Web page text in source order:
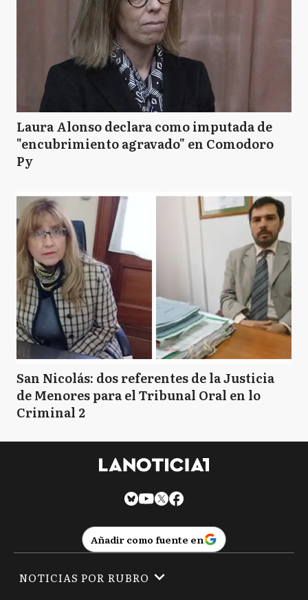
Laura Alonso declara como imputada de
"encubrimiento agravado" en Comodoro
Py
San Nicolás: dos referentes de la Justicia
de Menores para el Tribunal Oral en lo
Criminal 2
Añadir como fuente en
NOTICIAS POR RUBRO